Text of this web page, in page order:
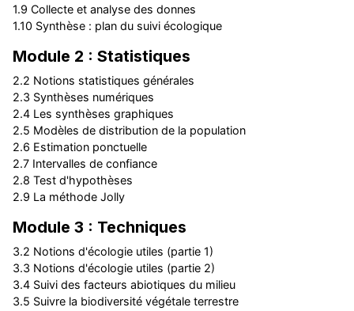
1.9 Collecte et analyse des donnes
1.10 Synthèse : plan du suivi écologique
Module 2 : Statistiques
2.2 Notions statistiques générales
2.3 Synthèses numériques
2.4 Les synthèses graphiques
2.5 Modèles de distribution de la population
2.6 Estimation ponctuelle
2.7 Intervalles de confiance
2.8 Test d'hypothèses
2.9 La méthode Jolly
Module 3 : Techniques
3.2 Notions d'écologie utiles (partie 1)
3.3 Notions d'écologie utiles (partie 2)
3.4 Suivi des facteurs abiotiques du milieu
3.5 Suivre la biodiversité végétale terrestre